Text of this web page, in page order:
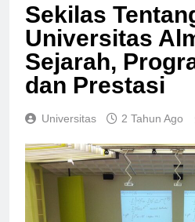
Sekilas
Universitas
Sejarah,
dan Prestasi
Universitas 2 Tahun Ago